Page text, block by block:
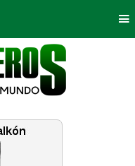
Bogotá
Deportes
Neira